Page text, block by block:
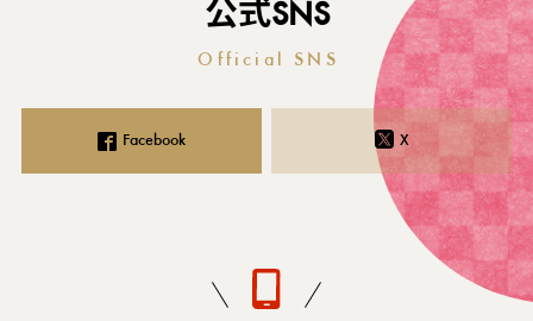
公式SNS
Official SNS
Facebook X